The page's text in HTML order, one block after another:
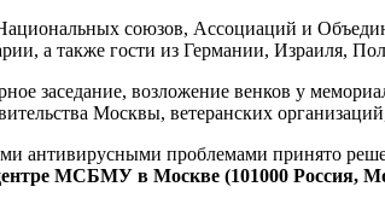
союзов, Ассоциаций и
а также гости из Германии, Израиля,
заседание, возложение венков у
Москвы, ветеранских
антивирусными проблемами принято
МСБМУ в Москве (101000 Россия,